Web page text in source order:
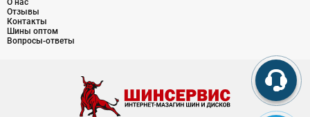
О нас
Отзывы
Контакты
Шины оптом
Вопросы-ответы